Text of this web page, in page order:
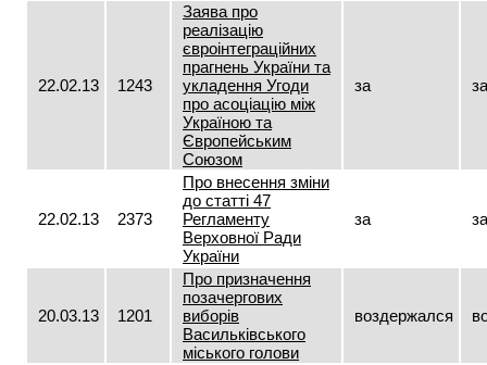
22.02.13 1243
Заява про
реалізацію
євроінтеграційних
прагнень України та
укладення Угоди
про асоціацію між
Україною та
Європейським
Союзом
за за
22.02.13 2373
Про внесення зміни
до статті 47
Регламенту
Верховної Ради
України
за за
20.03.13 1201
Про призначення
позачергових
виборів
Васильківського
міського голови
воздержался